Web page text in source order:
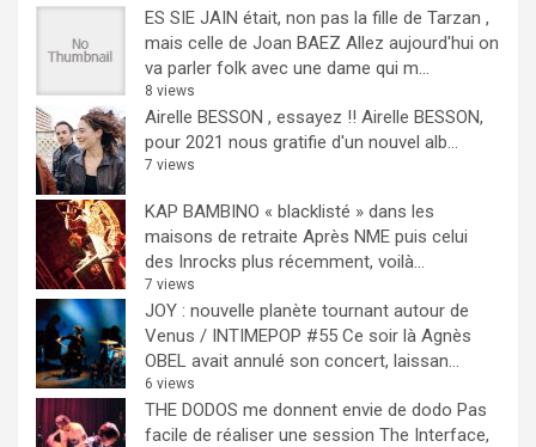
ES SIE JAIN était, non pas la fille de Tarzan ,
mais celle de Joan BAEZ Allez aujourd'hui on
va parler folk avec une dame qui m...
8 views
Airelle BESSON , essayez !! Airelle BESSON,
pour 2021 nous gratifie d'un nouvel alb...
7 views
KAP BAMBINO « blacklisté » dans les
maisons de retraite Après NME puis celui
des Inrocks plus récemment, voilà...
7 views
JOY : nouvelle planète tournant autour de
Venus / INTIMEPOP #55 Ce soir là Agnès
OBEL avait annulé son concert, laissan...
6 views
THE DODOS me donnent envie de dodo Pas
facile de réaliser une session The Interface,